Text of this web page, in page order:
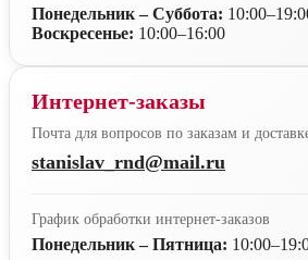
Понедельник – Суббота:
Воскресенье: 10:00–16:00
Интернет-заказы
Почта для вопросов по заказам и
stanislav_rnd@mail.ru
График обработки интернет-заказов
Понедельник – Пятница: